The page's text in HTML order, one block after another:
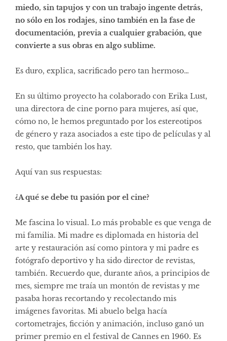
miedo, sin tapujos y con un trabajo ingente detrás,
no sólo en los rodajes, sino también en la fase de
documentación, previa a cualquier grabación, que
convierte a sus obras en algo sublime.
Es duro, explica, sacrificado pero tan hermoso…
En su último proyecto ha colaborado con Erika Lust,
una directora de cine porno para mujeres, así que,
cómo no, le hemos preguntado por los estereotipos
de género y raza asociados a este tipo de películas y al
resto, que también los hay.
Aquí van sus respuestas:
¿A qué se debe tu pasión por el cine?
Me fascina lo visual. Lo más probable es que venga de
mi familia. Mi madre es diplomada en historia del
arte y restauración así como pintora y mi padre es
fotógrafo deportivo y ha sido director de revistas,
también. Recuerdo que, durante años, a principios de
mes, siempre me traía un montón de revistas y me
pasaba horas recortando y recolectando mis
imágenes favoritas. Mi abuelo belga hacía
cortometrajes, ficción y animación, incluso ganó un
primer premio en el festival de Cannes en 1960. Es